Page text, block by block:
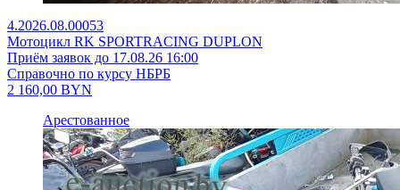
4.2026.08.00053
Мотоцикл RK SPORTRACING DUPLON
Приём заявок до 17.08.26 16:00
Справочно по курсу НБРБ
2 160,00 BYN
Арестованное